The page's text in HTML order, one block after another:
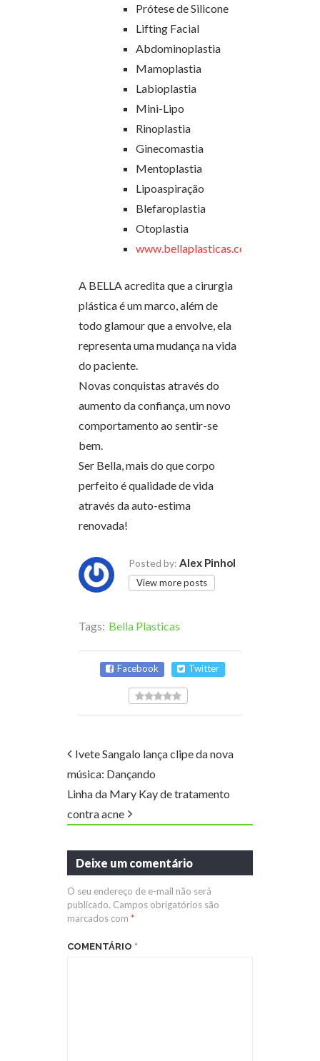
Prótese de Silicone
Lifting Facial
Abdominoplastia
Mamoplastia
Labioplastia
Mini-Lipo
Rinoplastia
Ginecomastia
Mentoplastia
Lipoaspiração
Blefaroplastia
Otoplastia
www.bellaplasticas.com.br
A BELLA acredita que a cirurgia
plástica é um marco, além de
todo glamour que a envolve, ela
representa uma mudança na vida
do paciente.
Novas conquistas através do
aumento da confiança, um novo
comportamento ao sentir-se
bem.
Ser Bella, mais do que corpo
perfeito é qualidade de vida
através da auto-estima
renovada!
Posted by: Alex Pinhol
View more posts
Tags: Bella Plasticas
Facebook Twitter
Ivete Sangalo lança clipe da nova
música: Dançando
Linha da Mary Kay de tratamento
contra acne
Deixe um comentário
O seu endereço de e-mail não será
publicado. Campos obrigatórios são
marcados com *
COMENTÁRIO *